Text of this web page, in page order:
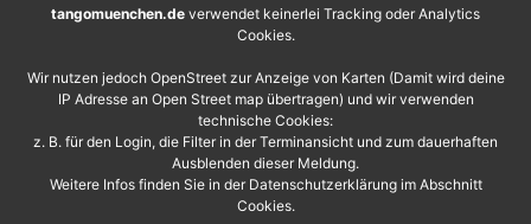
tangomuenchen.de verwendet keinerlei Tracking oder Analytics
Cookies.
Wir nutzen jedoch OpenStreet zur Anzeige von Karten (Damit wird deine
IP Adresse an Open Street map übertragen) und wir verwenden
technische Cookies:
z. B. für den Login, die Filter in der Terminansicht und zum dauerhaften
Ausblenden dieser Meldung.
Weitere Infos finden Sie in der Datenschutzerklärung im Abschnitt
Cookies.